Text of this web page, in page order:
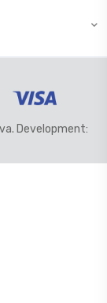
Development: